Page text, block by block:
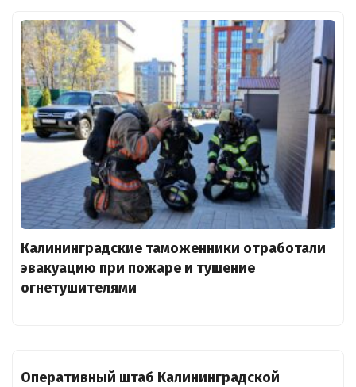
Калининградские таможенники отработали
эвакуацию при пожаре и тушение
огнетушителями
Оперативный штаб Калининградской